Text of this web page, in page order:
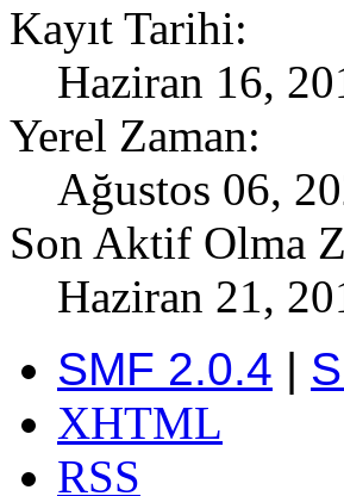
Kayıt Tarihi:
Haziran 16,
Yerel Zaman:
Ağustos 06,
Son Aktif Olma
Haziran 21,
SMF 2.0.4 |
XHTML
RSS